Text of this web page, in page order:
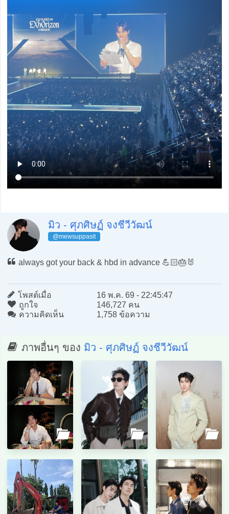
มิว - ศุภศิษฏ์ จงชีวีวัฒน์
@mewsuppasit
always got your back & hbd in advance 💪🏻🎂🐰
โพสต์เมื่อ
16 พ.ค. 69 - 22:45:47
ถูกใจ
146,727 คน
ความคิดเห็น
1,758 ข้อความ
ภาพอื่นๆ ของ มิว - ศุภศิษฏ์ จงชีวีวัฒน์